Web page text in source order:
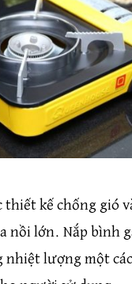
thiết kế chống gió
nồi lớn. Nắp bình
nhiệt lượng một